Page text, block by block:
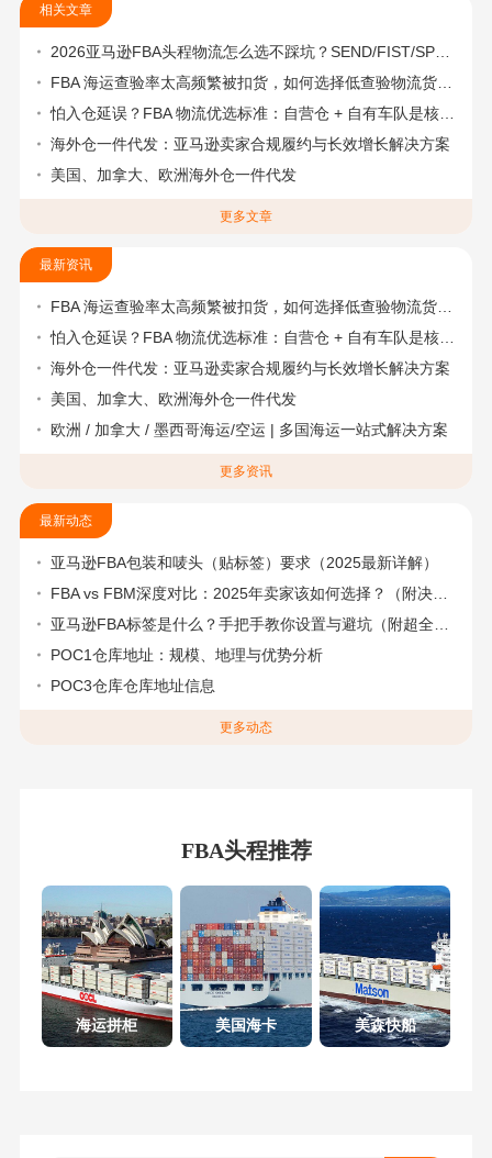
相关文章
2026亚马逊FBA头程物流怎么选不踩坑？SEND/FIST/SPN官方认证物流商，只有这家敢承诺“准达率第一”
FBA 海运查验率太高频繁被扣货，如何选择低查验物流货代？
怕入仓延误？FBA 物流优选标准：自营仓 + 自有车队是核心硬指标
海外仓一件代发：亚马逊卖家合规履约与长效增长解决方案
美国、加拿大、欧洲海外仓一件代发
更多文章
最新资讯
FBA 海运查验率太高频繁被扣货，如何选择低查验物流货代？
怕入仓延误？FBA 物流优选标准：自营仓 + 自有车队是核心硬指标
海外仓一件代发：亚马逊卖家合规履约与长效增长解决方案
美国、加拿大、欧洲海外仓一件代发
欧洲 / 加拿大 / 墨西哥海运/空运 | 多国海运一站式解决方案
更多资讯
最新动态
亚马逊FBA包装和唛头（贴标签）要求（2025最新详解）
FBA vs FBM深度对比：2025年卖家该如何选择？（附决策流程图）
亚马逊FBA标签是什么？手把手教你设置与避坑（附超全指南）
POC1仓库地址：规模、地理与优势分析
POC3仓库仓库地址信息
更多动态
FBA头程推荐
海运拼柜 美国海卡 美森快船